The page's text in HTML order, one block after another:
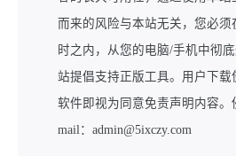
而来的风险与本站无关，您必须
时之内，从您的电脑/手机中彻
站提倡支持正版工具。用户下载
软件即视为同意免责声明内容。
mail：admin@5ixczy.com